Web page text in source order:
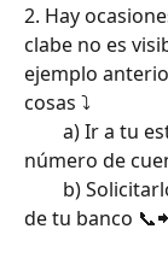
2. Hay
clabe no es
ejemplo
cosas ⤵️
número de
de tu banco